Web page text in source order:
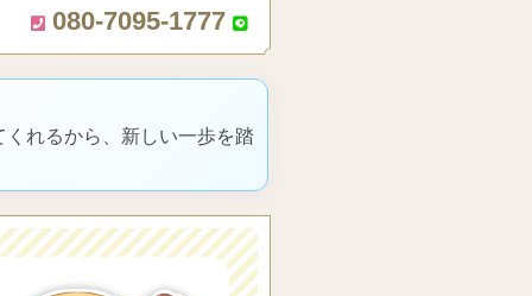
080-7095-1777
れるから、新しい一歩を踏